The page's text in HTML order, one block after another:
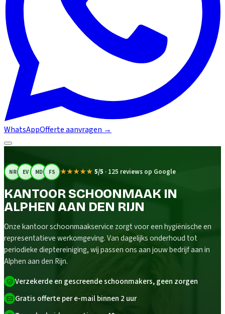
WhatsAppOfferte aanvragen →
NR EV MD FS ★★★★★ 5/5 · 125 reviews op Google
KANTOOR SCHOONMAAK IN
ALPHEN AAN DEN RIJN
Onze kantoor schoonmaakservice zorgt voor een hygiënische en
representatieve werkomgeving. Van dagelijks onderhoud tot
periodieke dieptereiniging, wij passen ons aan jouw bedrijf aan in
Alphen aan den Rijn.
Verzekerde en gescreende schoonmakers, geen zorgen
Gratis offerte per e-mail binnen 2 uur